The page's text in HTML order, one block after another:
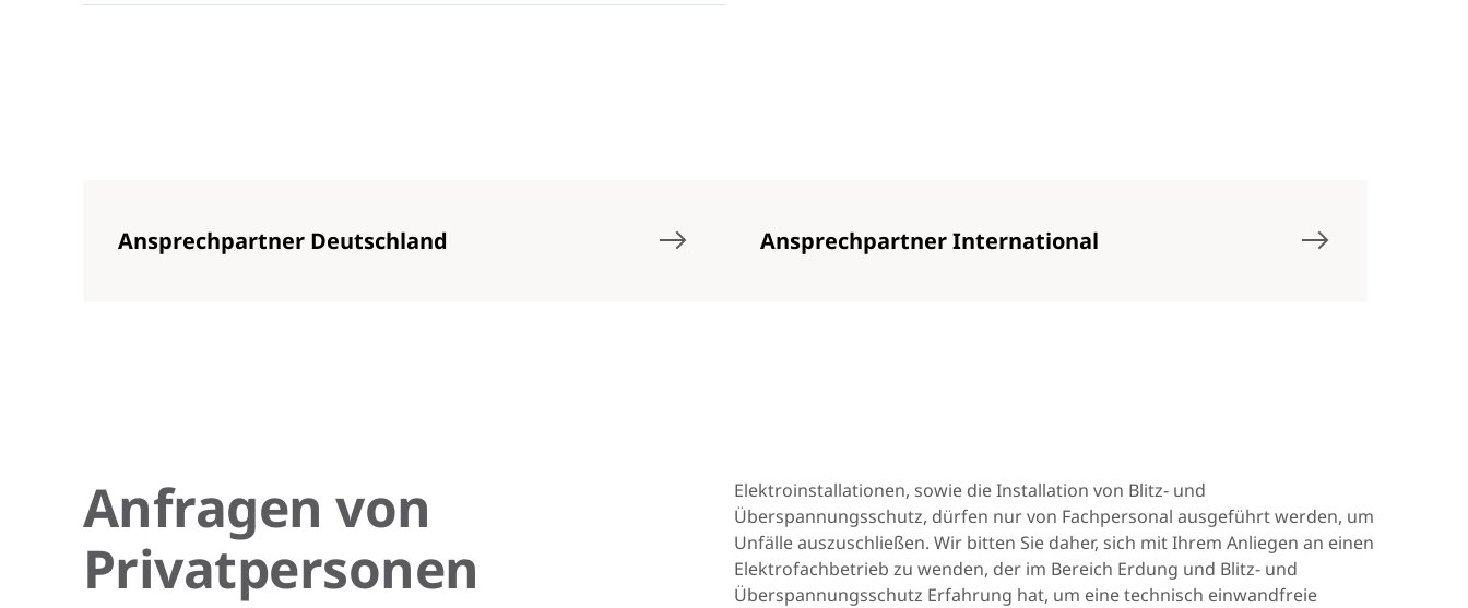
Ansprechpartner Deutschland Ansprechpartner International
Anfragen von
Privatpersonen
Elektroinstallationen, sowie die Installation von Blitz- und
Überspannungsschutz, dürfen nur von Fachpersonal ausgeführt werden, um
Unfälle auszuschließen. Wir bitten Sie daher, sich mit Ihrem Anliegen an einen
Elektrofachbetrieb zu wenden, der im Bereich Erdung und Blitz- und
Überspannungsschutz Erfahrung hat, um eine technisch einwandfreie